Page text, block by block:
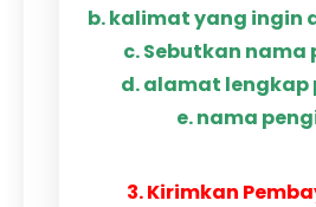
b. kalimat yang ingin
c. Sebutkan nama
d. alamat lengkap
e. nama
3. Kirimkan